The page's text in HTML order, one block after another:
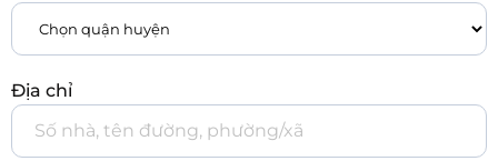
Địa chỉ